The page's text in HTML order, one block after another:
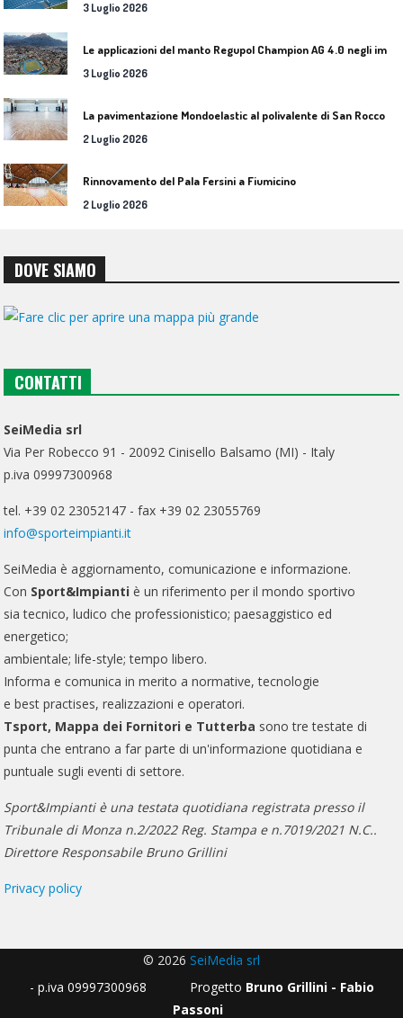
3 Luglio 2026
3 Luglio 2026
2 Luglio 2026
Rinnovamento del Pala Fersini a Fiumicino
2 Luglio 2026
DOVE SIAMO
CONTATTI
SeiMedia srl
Via Per Robecco 91 - 20092 Cinisello Balsamo (MI) - Italy
p.iva 09997300968
tel. +39 02 23052147 - fax +39 02 23055769
info@sporteimpianti.it
SeiMedia è aggiornamento, comunicazione e informazione.
Con Sport&Impianti è un riferimento per il mondo sportivo
sia tecnico, ludico che professionistico; paesaggistico ed
energetico;
ambientale; life-style; tempo libero.
Informa e comunica in merito a normative, tecnologie
e best practises, realizzazioni e operatori.
Tsport, Mappa dei Fornitori e Tutterba sono tre testate di
punta che entrano a far parte di un'informazione quotidiana e
puntuale sugli eventi di settore.
Sport&Impianti è una testata quotidiana registrata presso il
Tribunale di Monza n.2/2022 Reg. Stampa e n.7019/2021 N.C..
Direttore Responsabile Bruno Grillini
Privacy policy
© 2026 SeiMedia srl
- p.iva 09997300968 Progetto Bruno Grillini - Fabio
Passoni